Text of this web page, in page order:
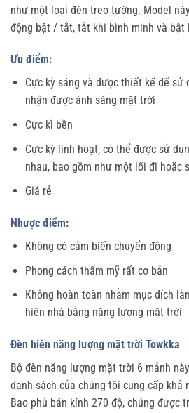
như một loại đèn treo tường. Model
động bật / tắt, tắt khi bình minh và bật
Ưu điểm:
Cực kỳ sáng và được thiết kế để
nhận được ánh sáng mặt trời
Cực kì bền
Cực kỳ linh hoạt, có thể được sử
nhau, bao gồm như một lối đi hoặc
Giá rẻ
Nhược điểm:
Không có cảm biến chuyển động
Phong cách thẩm mỹ rất cơ bản
Không hoàn toàn nhằm mục đích
hiên nhà bằng năng lượng mặt trời
Đèn hiên năng lượng mặt trời Towkka
Bộ đèn năng lượng mặt trời 6 mảnh
danh sách của chúng tôi cung cấp khả
Bao phủ bán kính 270 độ, chúng được